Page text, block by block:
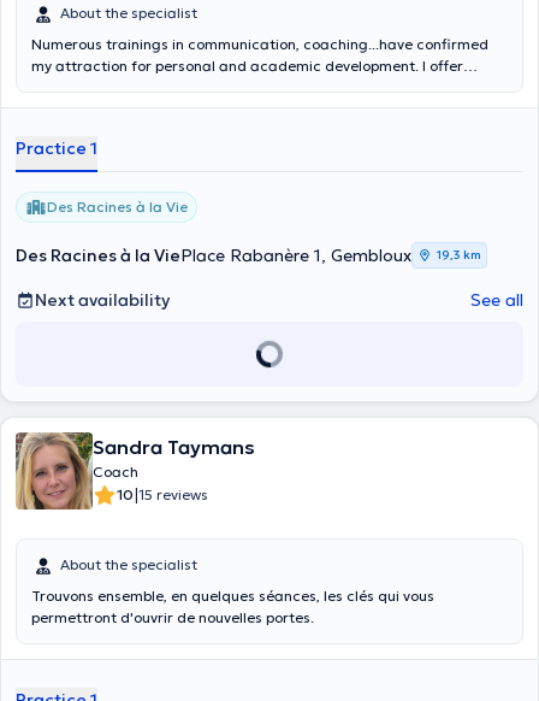
About the specialist
Numerous trainings in communication, coaching...have confirmed
my attraction for personal and academic development. I offer
of interventions in the workplace. Well-being, reorientation, self-
resources, your strengths and your potential... New energy trainings
will be added to my coaching in order to help you recharge your
batteries...
Practice 1
Des Racines à la Vie
Des Racines à la ViePlace Rabanère 1, Gembloux 19,3 km
Next availability See all
Sandra Taymans
Coach
10|15 reviews
About the specialist
Trouvons ensemble, en quelques séances, les clés qui vous
permettront d'ouvrir de nouvelles portes.